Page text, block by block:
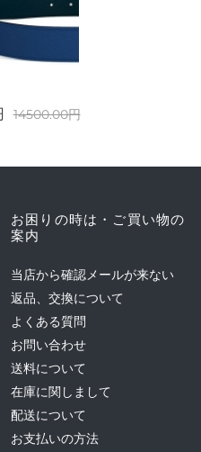
14500.00円
お困りの時は・ご買い物の
案内
当店から確認メールが来ない
返品、交換について
よくある質問
お問い合わせ
送料について
在庫に関しまして
配送について
お支払いの方法